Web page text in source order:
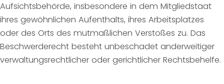
Aufsichtsbehörde, insbesondere in dem Mitgliedstaat
ihres gewöhnlichen Aufenthalts, ihres Arbeitsplatzes
oder des Orts des mutmaßlichen Verstoßes zu. Das
Beschwerderecht besteht unbeschadet anderweitiger
verwaltungsrechtlicher oder gerichtlicher Rechtsbehelfe.